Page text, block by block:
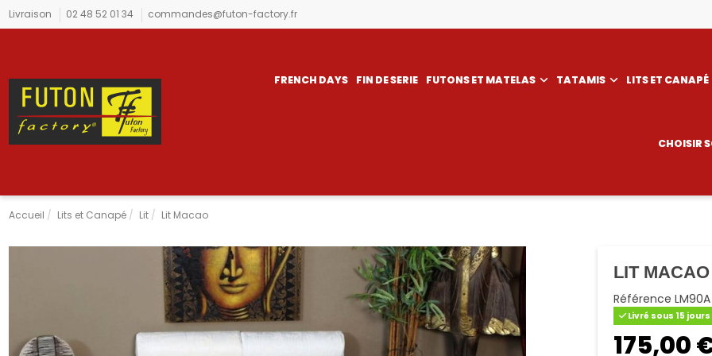
Livraison 02 48 52 01 34 commandes@futon-factory.fr
FRENCH DAYS FIN DE SERIE FUTONS ET MATELAS TATAMIS LITS ET CANAPÉ
CHOISIR
Accueil Lits et Canapé Lit Lit Macao
LIT MACAO
Référence LM90A
Livré sous 15 jours
175,00